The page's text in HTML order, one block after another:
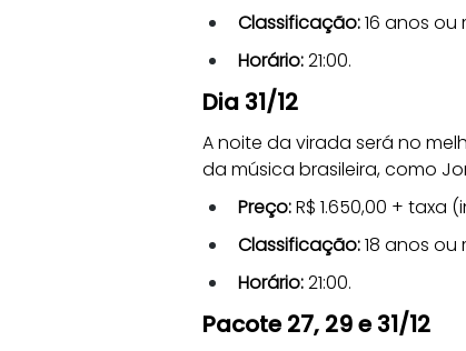
Classificação: 16 anos
Horário: 21:00.
Dia 31/12
A noite da virada será no
da música brasileira, como
Preço: R$ 1.650,00 + taxa
Classificação: 18 anos
Horário: 21:00.
Pacote 27, 29 e 31/12